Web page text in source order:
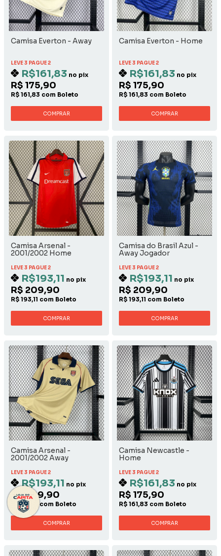
Camisa Everton - Away
LEVE 3 PAGUE 2
R$161,83 no pix
R$ 175,90
R$ 161,83 com Boleto
COMPRAR
Camisa Everton - Home
LEVE 3 PAGUE 2
R$161,83 no pix
R$ 175,90
R$ 161,83 com Boleto
COMPRAR
Camisa Arsenal -
2001/2002 Home
LEVE 3 PAGUE 2
R$193,11 no pix
R$ 209,90
R$ 193,11 com Boleto
COMPRAR
Camisa do Brasil Azul -
Away Jogador
LEVE 3 PAGUE 2
R$193,11 no pix
R$ 209,90
R$ 193,11 com Boleto
COMPRAR
Camisa Arsenal -
2001/2002 Away
LEVE 3 PAGUE 2
R$193,11 no pix
R$ 209,90
R$ 193,11 com Boleto
COMPRAR
Camisa Newcastle -
Home
LEVE 3 PAGUE 2
R$161,83 no pix
R$ 175,90
R$ 161,83 com Boleto
COMPRAR